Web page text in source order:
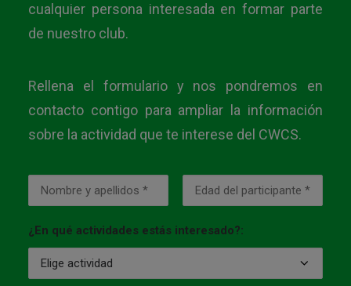
cualquier persona interesada en formar parte
de nuestro club.
Rellena el formulario y nos pondremos en
contacto contigo para ampliar la información
sobre la actividad que te interese del CWCS.
¿En qué actividades estás interesado?: